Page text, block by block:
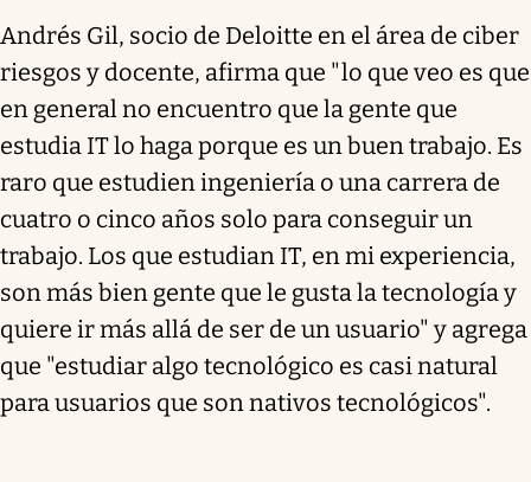
Andrés Gil, socio de Deloitte en el área de ciber
riesgos y docente, afirma que "lo que veo es que
en general no encuentro que la gente que
estudia IT lo haga porque es un buen trabajo. Es
raro que estudien ingeniería o una carrera de
cuatro o cinco años solo para conseguir un
trabajo. Los que estudian IT, en mi experiencia,
son más bien gente que le gusta la tecnología y
quiere ir más allá de ser de un usuario" y agrega
que "estudiar algo tecnológico es casi natural
para usuarios que son nativos tecnológicos".